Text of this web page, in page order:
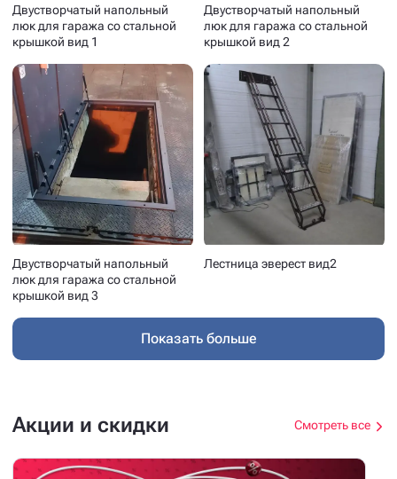
Двустворчатый напольный
люк для гаража со стальной
крышкой вид 1
Двустворчатый напольный
люк для гаража со стальной
крышкой вид 2
Двустворчатый напольный
люк для гаража со стальной
крышкой вид 3
Лестница эверест вид2
Показать больше
Акции и скидки Смотреть все